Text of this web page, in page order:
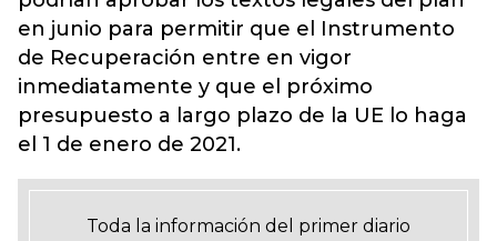
en junio para permitir que el Instrumento
de Recuperación entre en vigor
inmediatamente y que el próximo
presupuesto a largo plazo de la UE lo haga
el 1 de enero de 2021.
Toda la información del primer diario